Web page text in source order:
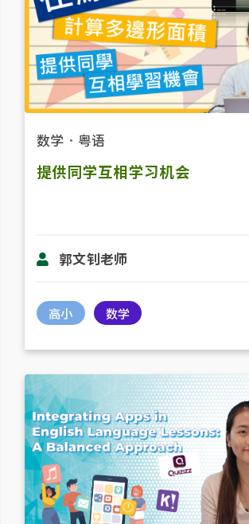
数学 ． 粤语
提供同学互相学习机会
郭文钊老师
高小 数学